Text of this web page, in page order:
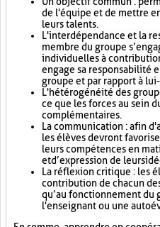
de l'équipe et de mettre
leurs talents.
L'interdépendance et la
membre du groupe
individuelles à
engage sa responsabilité
groupe et par rapport à
L'hétérogénéité des
ce que les forces au sein
complémentaires.
La communication : afin
les élèves devront
leurs compétences en
et d’expression de leurs
La réflexion critique : les
contribution de chacun
qu’au fonctionnement du
l'enseignant ou une